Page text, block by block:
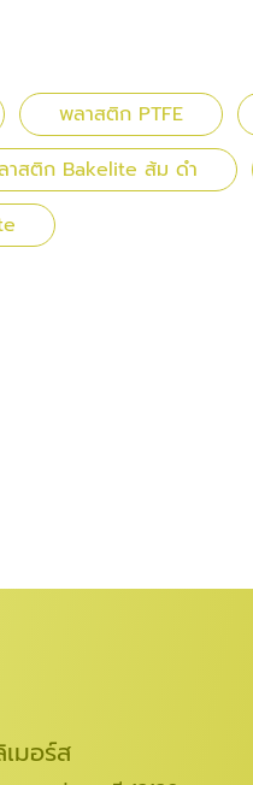
พลาสติก PTFE
าสติก Bakelite ส้ม ดำ
มอร์ส